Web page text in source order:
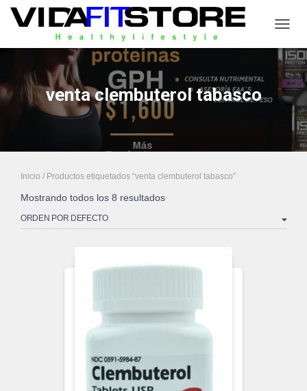
venta clembuterol tabasco
Inicio / Productos etiquetados “venta clembuterol tabasco”
Mostrando todos los 8 resultados